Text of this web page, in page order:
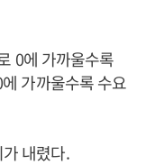
0에 가까울수록
가까울수록 수요
내렸다.